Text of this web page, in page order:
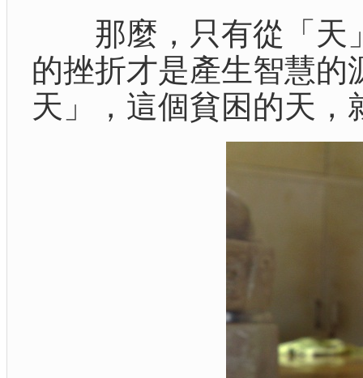
那麼，只有從「天」
的挫折才是產生智慧的
天」，這個貧困的天